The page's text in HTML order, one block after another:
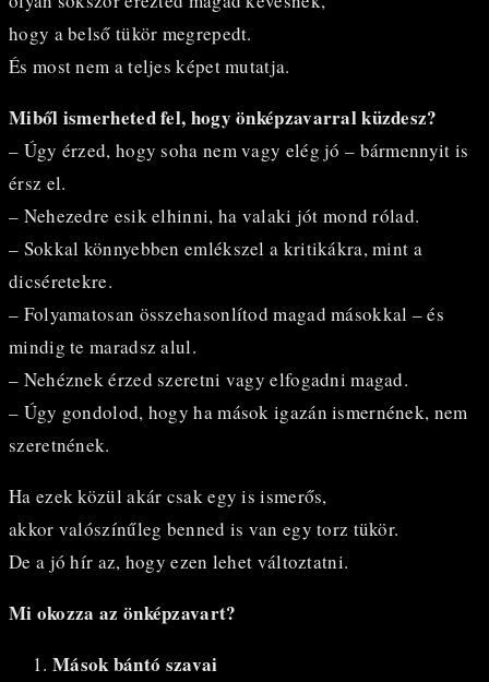
hogy a belső tükör megrepedt.
És most nem a teljes képet mutatja.
Miből ismerheted fel, hogy önképzavarral küzdesz?
– Úgy érzed, hogy soha nem vagy elég jó – bármennyit is
érsz el.
– Nehezedre esik elhinni, ha valaki jót mond rólad.
– Sokkal könnyebben emlékszel a kritikákra, mint a
dicséretekre.
– Folyamatosan összehasonlítod magad másokkal – és
mindig te maradsz alul.
– Nehéznek érzed szeretni vagy elfogadni magad.
– Úgy gondolod, hogy ha mások igazán ismernének, nem
szeretnének.
Ha ezek közül akár csak egy is ismerős,
akkor valószínűleg benned is van egy torz tükör.
De a jó hír az, hogy ezen lehet változtatni.
Mi okozza az önképzavart?
Mások bántó szavai